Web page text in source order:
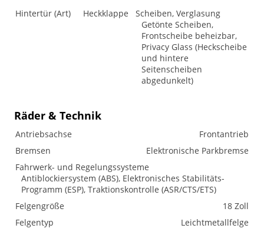
Hintertür (Art) Heckklappe
Scheiben, Verglasung
Getönte Scheiben,
Frontscheibe beheizbar,
Privacy Glass (Heckscheibe
und hintere
Seitenscheiben
abgedunkelt)
Räder & Technik
Antriebsachse
Frontantrieb
Bremsen
Elektronische Parkbremse
Fahrwerk- und Regelungssysteme
Antiblockiersystem (ABS), Elektronisches Stabilitäts-
Programm (ESP), Traktionskontrolle (ASR/CTS/ETS)
Felgengröße
18 Zoll
Felgentyp
Leichtmetallfelge